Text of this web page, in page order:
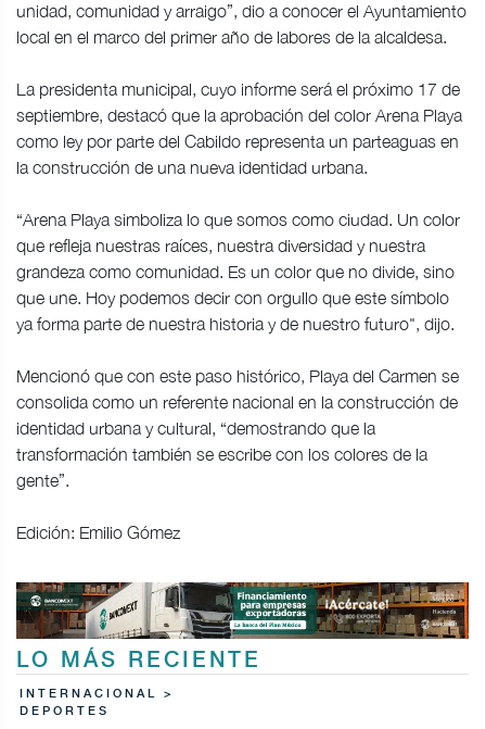
unidad, comunidad y arraigo”, dio a conocer el Ayuntamiento
local en el marco del primer año de labores de la alcaldesa.
La presidenta municipal, cuyo informe será el próximo 17 de
septiembre, destacó que la aprobación del color Arena Playa
como ley por parte del Cabildo representa un parteaguas en
la construcción de una nueva identidad urbana.
“Arena Playa simboliza lo que somos como ciudad. Un color
que refleja nuestras raíces, nuestra diversidad y nuestra
grandeza como comunidad. Es un color que no divide, sino
que une. Hoy podemos decir con orgullo que este símbolo
ya forma parte de nuestra historia y de nuestro futuro", dijo.
Mencionó que con este paso histórico, Playa del Carmen se
consolida como un referente nacional en la construcción de
identidad urbana y cultural, “demostrando que la
transformación también se escribe con los colores de la
gente”.
Edición: Emilio Gómez
LO MÁS RECIENTE
INTERNACIONAL >
DEPORTES